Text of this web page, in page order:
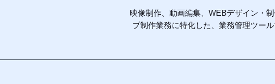
映像制作、動画編集、WEBデザイン・
ブ制作業務に特化した、業務管理ツー